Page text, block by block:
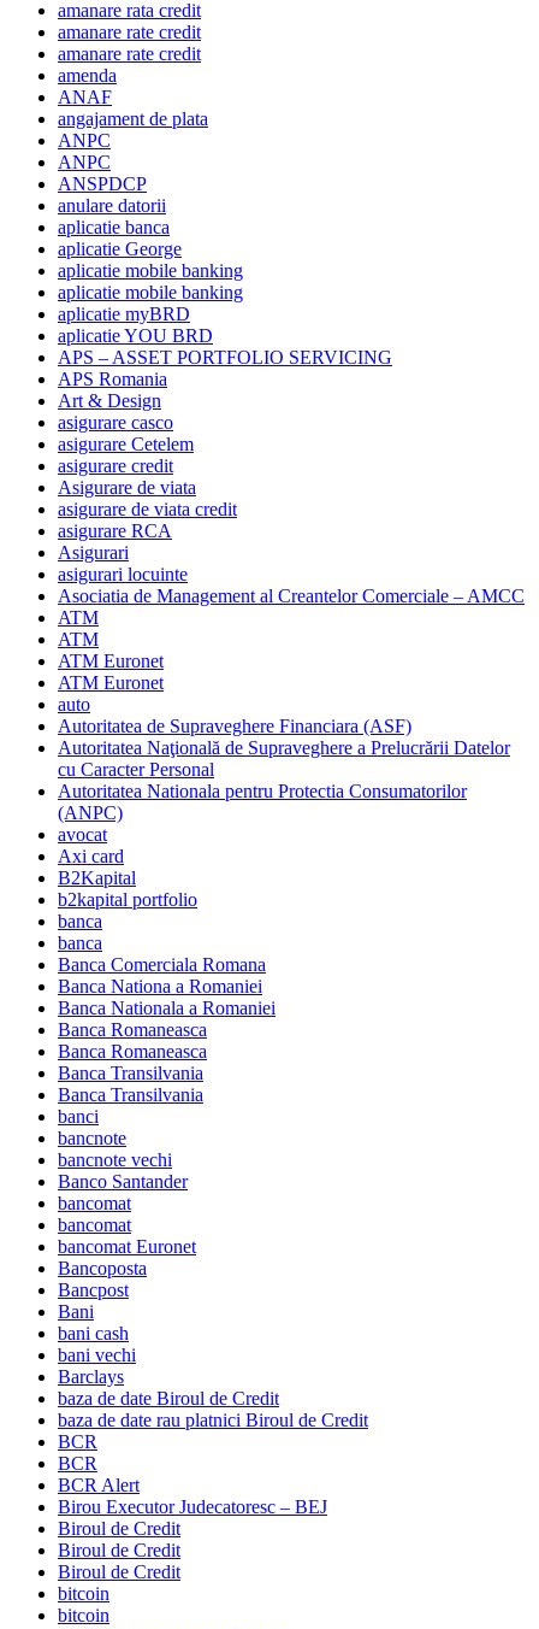
amanare rata credit
amanare rate credit
amanare rate credit
amenda
ANAF
angajament de plata
ANPC
ANPC
ANSPDCP
anulare datorii
aplicatie banca
aplicatie George
aplicatie mobile banking
aplicatie mobile banking
aplicatie myBRD
aplicatie YOU BRD
APS – ASSET PORTFOLIO SERVICING
APS Romania
Art & Design
asigurare casco
asigurare Cetelem
asigurare credit
Asigurare de viata
asigurare de viata credit
asigurare RCA
Asigurari
asigurari locuinte
Asociatia de Management al Creantelor Comerciale – AMCC
ATM
ATM
ATM Euronet
ATM Euronet
auto
Autoritatea de Supraveghere Financiara (ASF)
Autoritatea Naţională de Supraveghere a Prelucrării Datelor
cu Caracter Personal
Autoritatea Nationala pentru Protectia Consumatorilor
(ANPC)
avocat
Axi card
B2Kapital
b2kapital portfolio
banca
banca
Banca Comerciala Romana
Banca Nationa a Romaniei
Banca Nationala a Romaniei
Banca Romaneasca
Banca Romaneasca
Banca Transilvania
Banca Transilvania
banci
bancnote
bancnote vechi
Banco Santander
bancomat
bancomat
bancomat Euronet
Bancoposta
Bancpost
Bani
bani cash
bani vechi
Barclays
baza de date Biroul de Credit
baza de date rau platnici Biroul de Credit
BCR
BCR
BCR Alert
Birou Executor Judecatoresc – BEJ
Biroul de Credit
Biroul de Credit
Biroul de Credit
bitcoin
bitcoin